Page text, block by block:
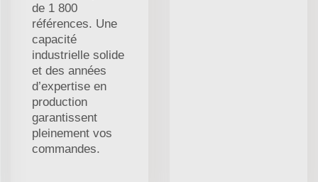
de 1 800
références. Une
capacité
industrielle solide
et des années
d’expertise en
production
garantissent
pleinement vos
commandes.